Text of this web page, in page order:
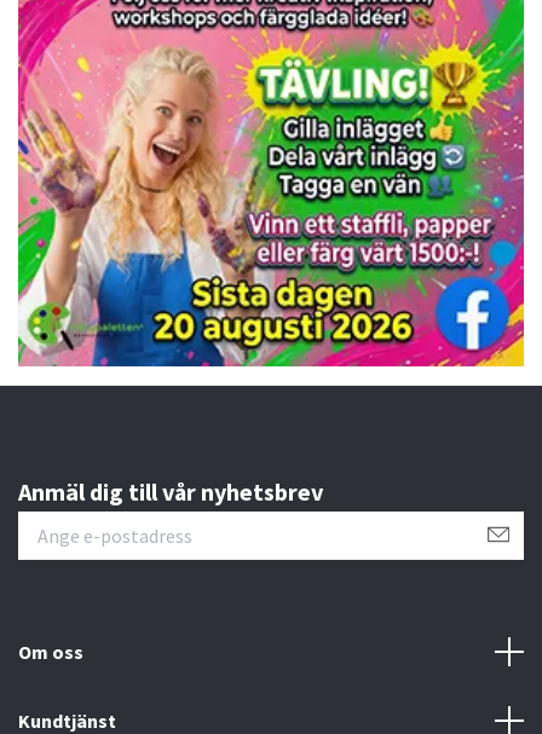
Anmäl dig till vår nyhetsbrev
Om oss
Kundtjänst